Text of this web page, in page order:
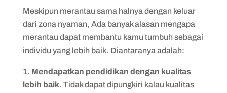
Meskipun merantau sama halnya dengan keluar
dari zona nyaman, Ada banyak alasan mengapa
merantau dapat membantu kamu tumbuh sebagai
individu yang lebih baik. Diantaranya adalah:
Mendapatkan pendidikan dengan kualitas
lebih baik. Tidak dapat dipungkiri kalau kualitas